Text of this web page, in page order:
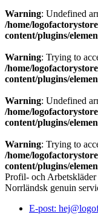
Warning: Undefined
/home/
content/plugins/
Warning: Trying to
/home/
content/plugins/
Warning: Undefined
/home/
content/plugins/
Warning: Trying to
/home/
content/plugins/
Profil- och
Norrländsk genuin
E-post: